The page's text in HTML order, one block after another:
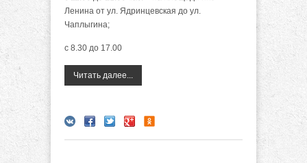
Ленина от ул. Ядринцевская до ул.
Чаплыгина;
с 8.30 до 17.00
Читать далее...